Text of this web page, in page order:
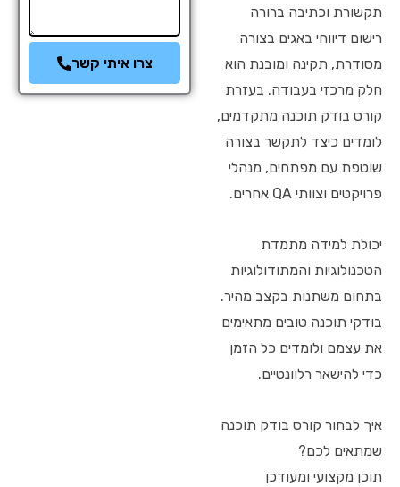
תקשורת וכתיבה ברורה
רישום דיווחי באגים בצורה
מסודרת, תקינה ומובנת הוא
חלק מרכזי בעבודה. בעזרת
קורס בודק תוכנה מתקדמים,
לומדים כיצד לתקשר בצורה
שוטפת עם מפתחים, מנהלי
פרויקטים וצוותי QA אחרים.
יכולת למידה מתמדת
הטכנולוגיות והמתודולוגיות
בתחום משתנות בקצב מהיר.
בודקי תוכנה טובים מתאימים
את עצמם ולומדים כל הזמן
כדי להישאר רלוונטיים.
איך לבחור קורס בודק תוכנה
שמתאים לכם?
תוכן מקצועי ומעודכן
צרו איתי קשר